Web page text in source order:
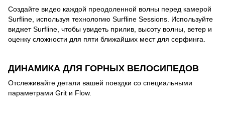
Создайте видео каждой преодоленной волны перед камерой
Surfline, используя технологию Surfline Sessions. Используйте
виджет Surfline, чтобы увидеть прилив, высоту волны, ветер и
оценку сложности для пяти ближайших мест для серфинга.
ДИНАМИКА ДЛЯ ГОРНЫХ ВЕЛОСИПЕДОВ
Отслеживайте детали вашей поездки со специальными
параметрами Grit и Flow.